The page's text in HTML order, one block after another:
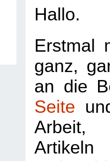
Hallo.
Erstmal
ganz,
an die
Seite